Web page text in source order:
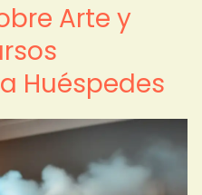
Arte y
Huéspedes